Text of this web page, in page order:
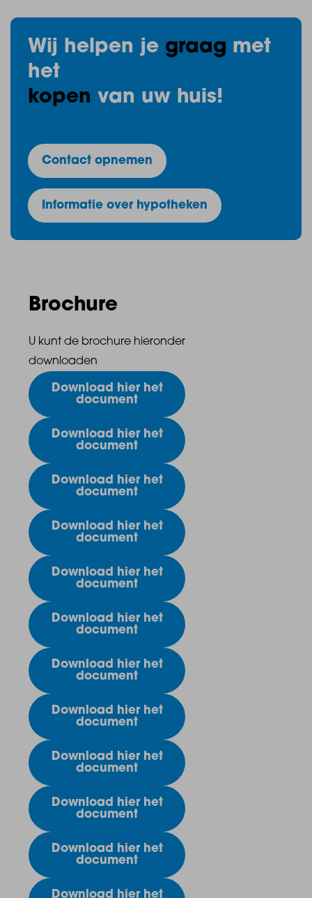
Bijzonderheden
- Uitgebouwde woonkamer met schuifpui;
- De woning is voorzien van HR++ glas;
- Begane grond voorzien van vloerverwarming;
- De woning is grotendeels voorzien van kunststof
verplichtingen zal er een bankgarantie/waarborgsom
koopovereenkomst.
Wij helpen je graag met
het
kopen van uw huis!
Contact opnemen
Informatie over hypotheken
Brochure
U kunt de brochure hieronder
downloaden
Download hier het
document
Download hier het
document
Download hier het
document
Download hier het
document
Download hier het
document
Download hier het
document
Download hier het
document
Download hier het
document
Download hier het
document
Download hier het
document
Download hier het
document
Download hier het